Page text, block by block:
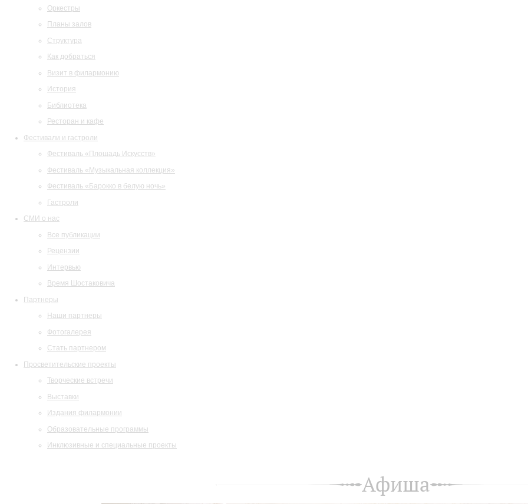
Оркестры
Планы залов
Структура
Как добраться
Визит в филармонию
История
Библиотека
Ресторан и кафе
Фестивали и гастроли
Фестиваль «Площадь Искусств»
Фестиваль «Музыкальная коллекция»
Фестиваль «Барокко в белую ночь»
Гастроли
СМИ о нас
Все публикации
Рецензии
Интервью
Время Шостаковича
Партнеры
Наши партнеры
Фотогалерея
Стать партнером
Просветительские проекты
Творческие встречи
Выставки
Издания филармонии
Образовательные программы
Инклюзивные и специальные проекты
Афиша